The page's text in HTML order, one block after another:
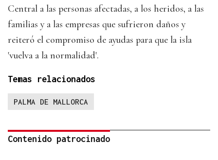
Central a las personas afectadas, a los heridos, a las
familias y a las empresas que sufrieron daños y
reiteró el compromiso de ayudas para que la isla
'vuelva a la normalidad'.
Temas relacionados
PALMA DE MALLORCA
Contenido patrocinado